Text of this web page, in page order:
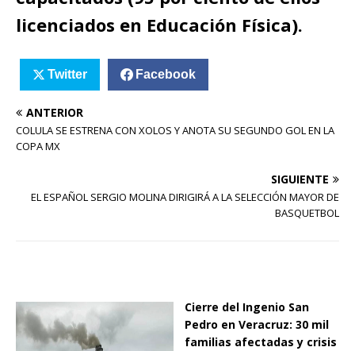
licenciados en Educación Física).
Twitter Facebook
ANTERIOR
COLULA SE ESTRENA CON XOLOS Y ANOTA SU SEGUNDO GOL EN LA
COPA MX
SIGUIENTE
EL ESPAÑOL SERGIO MOLINA DIRIGIRÁ A LA SELECCIÓN MAYOR DE
BASQUETBOL
Cierre del Ingenio San
Pedro en Veracruz: 30 mil
familias afectadas y crisis